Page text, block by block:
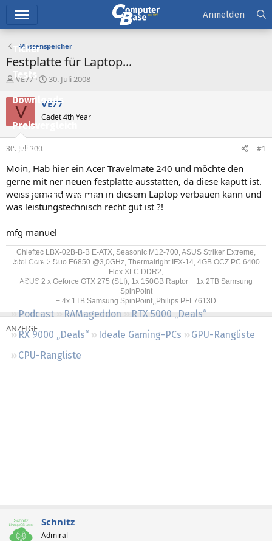
Ticker
Tests
Downloads
Preisvergleich
Forum
Aktuelles
Empfohlene Inhalte
Neueste Aktivitäten
Leserartikel
Regeln
Podcast RAMageddon
RTX 5000 „Deals“
RX 9000 „Deals“
Ideale Gaming-PCs
GPU-Rangliste
CPU-Rangliste
Anmelden
Massenspeicher
Festplatte für Laptop...
E
s
t
e
e
r
VE77
E
s
e
t
a
30. Juli 2008
V VE77
Cadet 4th Year
30. Juli 2008 #1
Moin, Hab hier ein Acer Travelmate 240 und möchte den
gerne mit ner neuen festplatte ausstatten, da diese kaputt ist.
weiss jemand was man in diesem Laptop verbauen kann und
was leistungstechnisch recht gut ist ?!
mfg manuel
Chieftec LBX-02B-B-B E-ATX, Seasonic M12-700, ASUS Striker Extreme,
Intel Core 2 Duo E6850 @3,0GHz, Thermalright IFX-14, 4GB OCZ PC 6400
Flex XLC DDR2,
ASUS 2 x Geforce GTX 275 (SLI), 1x 150GB Raptor + 1x 2TB Samsung
SpinPoint
+ 4x 1TB Samsung SpinPoint,,Philips PFL7613D
Schnitz
Admiral